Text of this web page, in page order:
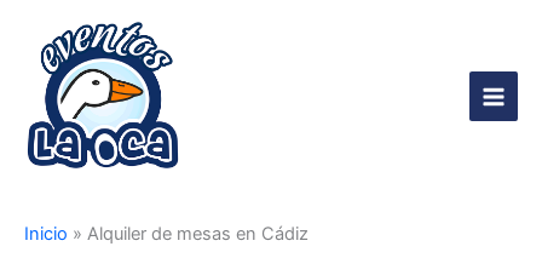
contenido
Main
Inicio » Alquiler de mesas en Cádiz